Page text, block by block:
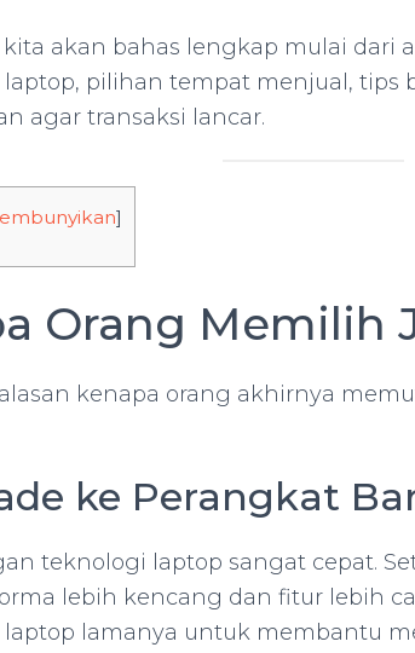
akan bahas lengkap mulai dari
pilihan tempat menjual, tips
agar transaksi lancar.
]
Orang Memilih
kenapa orang akhirnya
ke Perangkat
teknologi laptop sangat cepat.
lebih kencang dan fitur lebih
lamanya untuk membantu